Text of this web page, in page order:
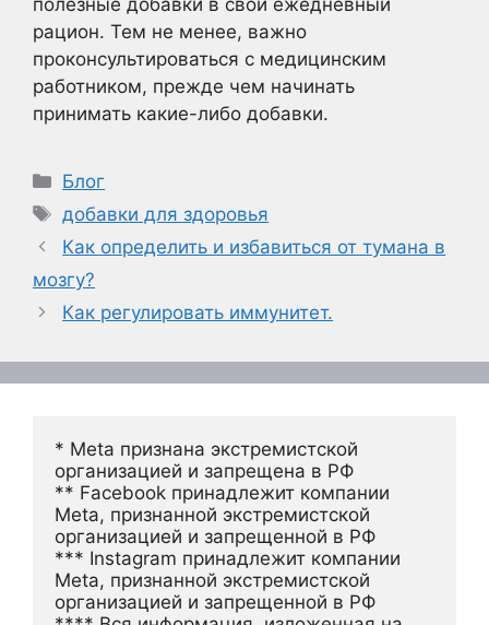
рацион. Тем не менее, важно
проконсультироваться с медицинским
работником, прежде чем начинать
принимать какие-либо добавки.
Рубрики
Блог
Метки
добавки для здоровья
Как определить и избавиться от тумана в
мозгу?
Как регулировать иммунитет.
* Meta признана экстремистской
организацией и запрещена в РФ
** Facebook принадлежит компании
Meta, признанной экстремистской
организацией и запрещенной в РФ
*** Instagram принадлежит компании
Meta, признанной экстремистской
организацией и запрещенной в РФ